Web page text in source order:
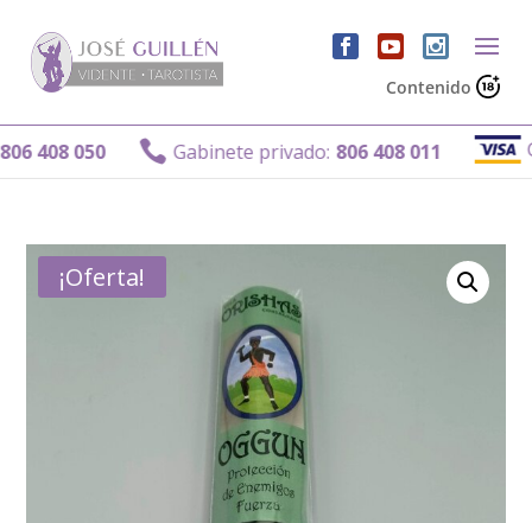
Contenido
050  Gabinete privado: 806 408 011
¡Oferta!